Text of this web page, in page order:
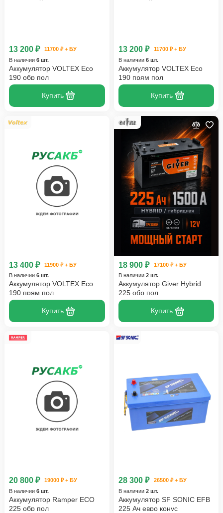
13 200 ₽
11700 ₽ + БУ
В наличии 6 шт.
Аккумулятор VOLTEX Eco
190 обр пол
Купить
13 200 ₽
11700 ₽ + БУ
В наличии 6 шт.
Аккумулятор VOLTEX Eco
190 прям пол
Купить
13 400 ₽
11900 ₽ + БУ
В наличии 6 шт.
Аккумулятор VOLTEX Eco
190 прям пол
Купить
18 900 ₽
17100 ₽ + БУ
В наличии 2 шт.
Аккумулятор Giver Hybrid
225 обр пол
Купить
20 800 ₽
19000 ₽ + БУ
В наличии 6 шт.
Аккумулятор Ramper ECO
225 обр пол
28 300 ₽
26500 ₽ + БУ
В наличии 2 шт.
Аккумулятор SF SONIC EFB
225 Ач евро конус